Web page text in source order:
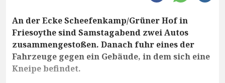
An der Ecke Scheefenkamp/Grüner Hof in
Friesoythe sind Samstagabend zwei Autos
zusammengestoßen. Danach fuhr eines der
Fahrzeuge gegen ein Gebäude, in dem sich eine
Kneipe befindet.